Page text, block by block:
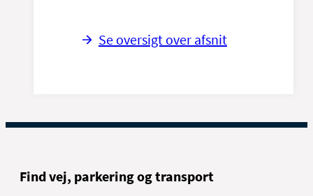
Se oversigt over afsnit
Find vej, parkering og transport